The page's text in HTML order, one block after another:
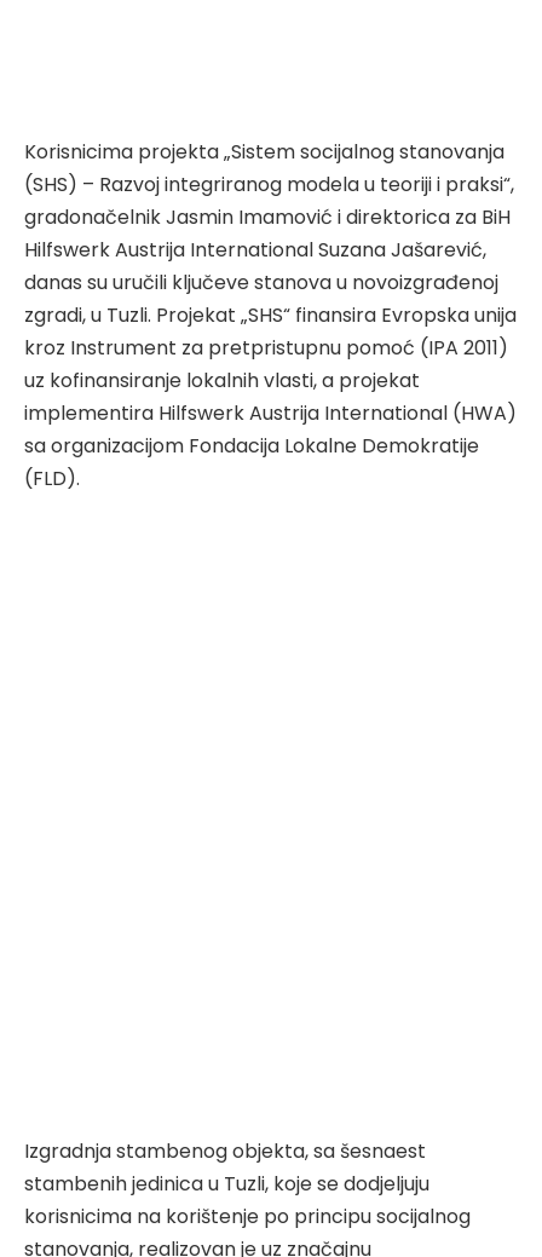
Korisnicima projekta „Sistem socijalnog stanovanja
(SHS) – Razvoj integriranog modela u teoriji i praksi“,
gradonačelnik Jasmin Imamović i direktorica za BiH
Hilfswerk Austrija International Suzana Jašarević,
danas su uručili ključeve stanova u novoizgrađenoj
zgradi, u Tuzli. Projekat „SHS“ finansira Evropska unija
kroz Instrument za pretpristupnu pomoć (IPA 2011)
uz kofinansiranje lokalnih vlasti, a projekat
implementira Hilfswerk Austrija International (HWA)
sa organizacijom Fondacija Lokalne Demokratije
(FLD).
Izgradnja stambenog objekta, sa šesnaest
stambenih jedinica u Tuzli, koje se dodjeljuju
korisnicima na korištenje po principu socijalnog
stanovanja, realizovan je uz značajnu